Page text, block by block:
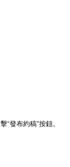
發布約稿”按鈕。